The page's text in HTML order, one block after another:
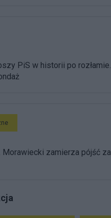
PiS w historii po rozłamie.
Morawiecki zamierza pójść za